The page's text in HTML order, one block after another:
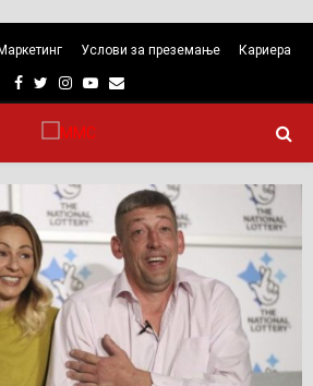
Маркетинг Услови за преземање Кариера
Facebook
TwitterInstagram
Youtube
Email